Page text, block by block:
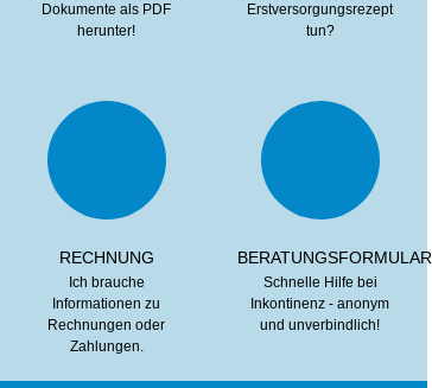
Dokumente als PDF
herunter!
Erstversorgungsrezept
tun?
RECHNUNG
Ich brauche
Informationen zu
Rechnungen oder
Zahlungen.
BERATUNGSFORMULAR
Schnelle Hilfe bei
Inkontinenz - anonym
und unverbindlich!